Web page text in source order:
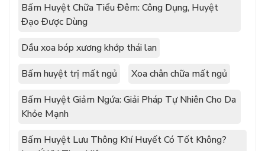
Bấm Huyệt Chữa Tiểu Đêm: Công Dụng, Huyệt
Đạo Được Dùng
Dầu xoa bóp xương khớp thái lan
Bấm huyệt trị mất ngủ
Xoa chân chữa mất ngủ
Bấm Huyệt Giảm Ngứa: Giải Pháp Tự Nhiên Cho Da
Khỏe Mạnh
Bấm Huyệt Lưu Thông Khí Huyết Có Tốt Không?